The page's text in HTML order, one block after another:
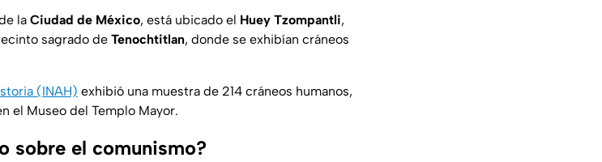
la Ciudad de México, está ubicado el Huey Tzompantli,
sagrado de Tenochtitlan, donde se exhibían cráneos
(INAH) exhibió una muestra de 214 cráneos humanos,
el Museo del Templo Mayor.
sobre el comunismo?